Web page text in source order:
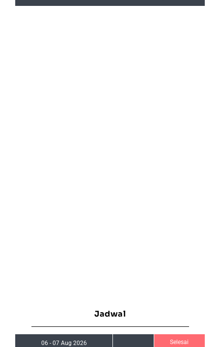
Jadwal
06 - 07 Aug 2026 Selesai